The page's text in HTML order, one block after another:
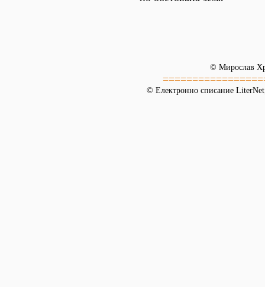
© Мирослав
© Електронно списание